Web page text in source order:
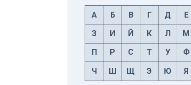
А Б В Г Д Е
З И Й К Л М
П Р С Т У Ф
Ч Ш Щ Э Ю Я